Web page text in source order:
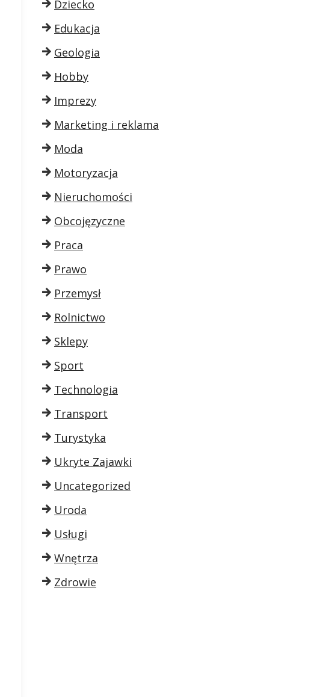
Dziecko
Edukacja
Geologia
Hobby
Imprezy
Marketing i reklama
Moda
Motoryzacja
Nieruchomości
Obcojęzyczne
Praca
Prawo
Przemysł
Rolnictwo
Sklepy
Sport
Technologia
Transport
Turystyka
Ukryte Zajawki
Uncategorized
Uroda
Usługi
Wnętrza
Zdrowie